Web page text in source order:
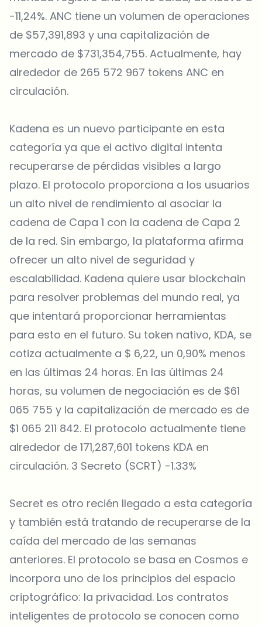
-11,24%. ANC tiene un volumen de operaciones
de $57,391,893 y una capitalización de
mercado de $731,354,755. Actualmente, hay
alrededor de 265 572 967 tokens ANC en
circulación.
Kadena es un nuevo participante en esta
categoría ya que el activo digital intenta
recuperarse de pérdidas visibles a largo
plazo. El protocolo proporciona a los usuarios
un alto nivel de rendimiento al asociar la
cadena de Capa 1 con la cadena de Capa 2
de la red. Sin embargo, la plataforma afirma
ofrecer un alto nivel de seguridad y
escalabilidad. Kadena quiere usar blockchain
para resolver problemas del mundo real, ya
que intentará proporcionar herramientas
para esto en el futuro. Su token nativo, KDA, se
cotiza actualmente a $ 6,22, un 0,90% menos
en las últimas 24 horas. En las últimas 24
horas, su volumen de negociación es de $61
065 755 y la capitalización de mercado es de
$1 065 211 842. El protocolo actualmente tiene
alrededor de 171,287,601 tokens KDA en
circulación. 3 Secreto (SCRT) -1.33%
Secret es otro recién llegado a esta categoría
y también está tratando de recuperarse de la
caída del mercado de las semanas
anteriores. El protocolo se basa en Cosmos e
incorpora uno de los principios del espacio
criptográfico: la privacidad. Los contratos
inteligentes de protocolo se conocen como